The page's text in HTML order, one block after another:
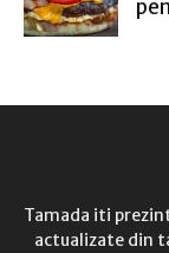
Tamada iti
actualizate din